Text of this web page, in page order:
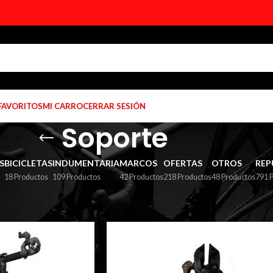
MI CARROCERRAR SESIÓN
Soporte
BICICLETAS
18 Productos
INDUMENTARIA
109 Productos
MARCOS
42 Productos
OFERTAS
218 Productos
OTROS
48 Productos791
“Soporte” Mostrar 9 12